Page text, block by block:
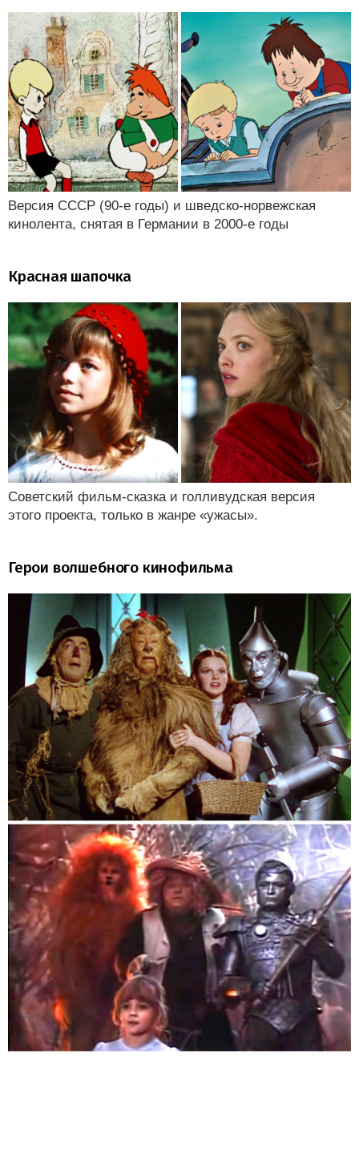
Версия СССР (90-е годы) и шведско-норвежская
кинолента, снятая в Германии в 2000-е годы
Красная шапочка
Советский фильм-сказка и голливудская версия
этого проекта, только в жанре «ужасы».
Герои волшебного кинофильма